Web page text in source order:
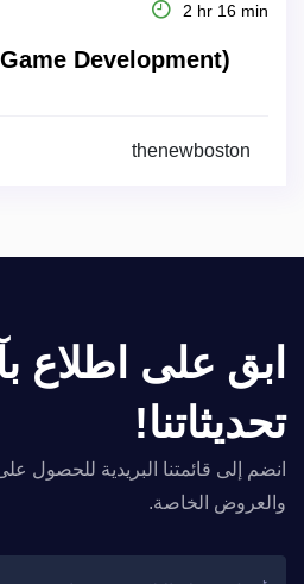
2 hr 16 min
Development)
thenewboston
ابق على اطلاع
تحديثاتنا!
انضم إلى قائمتنا البريدية للحصول
والعروض الخاصة.